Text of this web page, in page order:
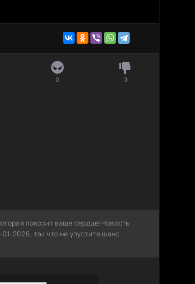
0 0
покорит ваше сердце!Новость
2026, так что не упустите шанс